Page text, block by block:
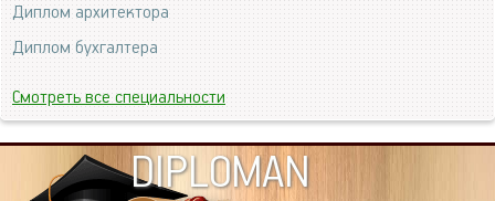
Диплом архитектора
Диплом бухгалтера
Смотреть все специальности
DIPLOMAN